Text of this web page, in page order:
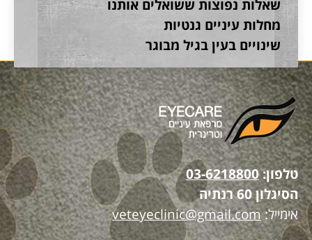
שאלות נפוצות ששואלים אותנו
מחלות עיניים גנטיות
שינויים בעין בגיל מבוגר
טלפון:03-6218800
הסיגלון 60 רנתיה
אימייל:veteyeclinic@gmail.com